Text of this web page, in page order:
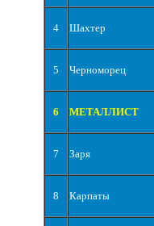
4 Шахтер
5 Черноморец
6 МЕТАЛЛИСТ
7 Заря
8 Карпаты